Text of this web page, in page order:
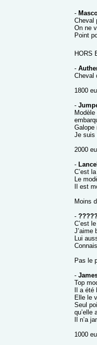
-
Cheval
On ne
Point
HORS
-
Cheval
1800
-
Galope
Je suis
2000
-
C’est
Le
Il est
Moins
-
C’est
J’aime
Lui
Pas le
-
Top
Il a
Elle le
Seul
qu’elle
Il n’a
1000